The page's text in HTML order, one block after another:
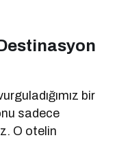
bir
sadece
O otelin